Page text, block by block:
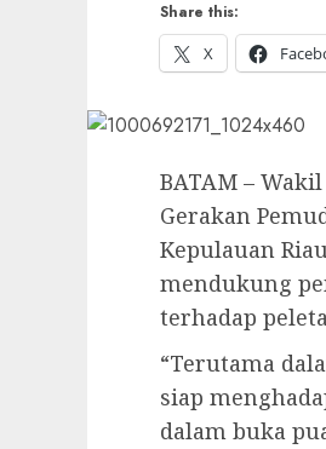
Share this:
X
BATAM –
Gerakan
Kepulauan
mendukung
terhadap
“Terutama
siap
dalam buka